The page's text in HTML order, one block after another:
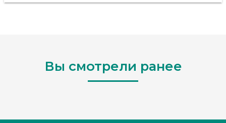
Вы смотрели ранее